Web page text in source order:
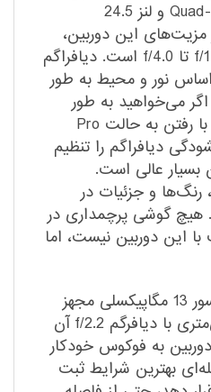
فیلتر رنگی Quad-Bayer RYYB و لنز 24.5
این دوربین،
دیافراگم متغییر آن از f/1.4 تا f/4.0 است. دیافراگم
نور و محیط به طور
اگر می‌خواهید به طور
دستی آن را تغییر دهید، با رفتن به حالت Pro
مرحله گشودگی دیافراگم را تنظیم
بسیار عالی است.
رنگ‌ها و جزئیات در
هیچ گوشی پرچمداری در
با این دوربین نیست، اما
دوربین اولتراواید به سنسور 13 مگاپیکسلی مجهز
شده که یک لنز 13 میلی‌متری با دیافرگم f/2.2 آن
به فوکوس خودکار
بهترین شرایط ثبت